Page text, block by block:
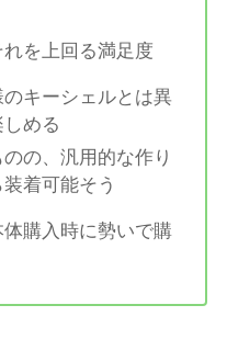
を上回る満足度
キーシェルとは異
める
の、汎用的な作り
着可能そう
購入時に勢いで購